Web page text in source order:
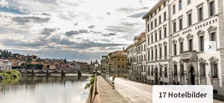
17 Hotelbilder